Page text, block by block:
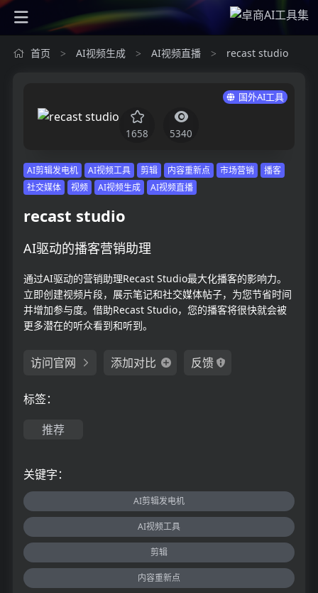
首页 > AI视频生成 > AI视频直播 > recast studio
国外AI工具
1658 5340
AI剪辑发电机 AI视频工具 剪辑 内容重新点 市场营销
播客
社交媒体
视频 AI视频生成 AI视频直播
recast studio
AI驱动的播客营销助理
通过AI驱动的营销助理Recast Studio最大化播客的影响力。
立即创建视频片段，展示笔记和社交媒体帖子，为您节省时间
并增加参与度。借助Recast Studio，您的播客将很快就会被
更多潜在的听众看到和听到。
访问官网 添加对比 反馈
标签：
推荐
关键字：
AI剪辑发电机
AI视频工具
剪辑
内容重新点